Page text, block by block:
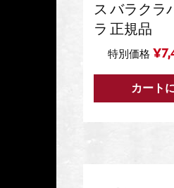
ス バラクラ
ラ 正規品
特別価格 ¥
カート